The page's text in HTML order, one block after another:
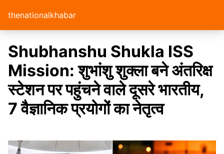
thenationalkhabar
Shubhanshu Shukla ISS
Mission: शुभांशु शुक्ला बने अंतरिक्ष
स्टेशन पर पहुंचने वाले दूसरे भारतीय,
7 वैज्ञानिक प्रयोगों का नेतृत्व